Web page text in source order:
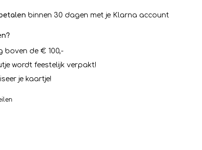
binnen 30 dagen met je Klarna account
boven de € 100,-
wordt feestelijk verpakt!
je kaartje!